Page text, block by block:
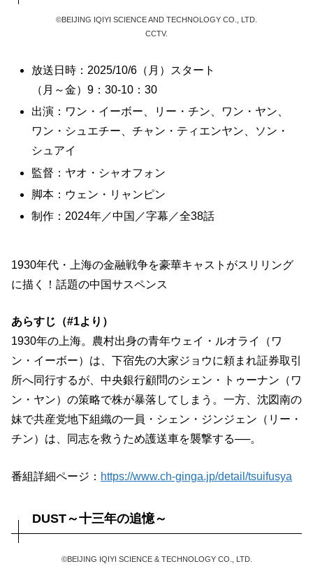
©BEIJING IQIYI SCIENCE AND TECHNOLOGY CO., LTD.
CCTV.
放送日時：2025/10/6（月）スタート
（月～金）9：30-10：30
出演：ワン・イーボー、リー・チン、ワン・ヤン、
ワン・シュエチー、チャン・ティエンヤン、ソン・
シュアイ
監督：ヤオ・シャオフォン
脚本：ウェン・リャンピン
制作：2024年／中国／字幕／全38話
1930年代・上海の金融戦争を豪華キャストがスリリング
に描く！話題の中国サスペンス
あらすじ（#1より）
1930年の上海。農村出身の青年ウェイ・ルオライ（ワ
ン・イーボー）は、下宿先の大家ジョウに頼まれ証券取引
所へ同行するが、中央銀行顧問のシェン・トゥーナン（ワ
ン・ヤン）の策略で株が暴落してしまう。一方、沈図南の
妹で共産党地下組織の一員・シェン・ジンジェン（リー・
チン）は、同志を救うため護送車を襲撃する──。
番組詳細ページ： https://www.ch-ginga.jp/detail/tsuifusya
DUST～十三年の追憶～
©BEIJING IQIYI SCIENCE & TECHNOLOGY CO., LTD.